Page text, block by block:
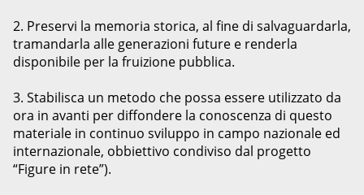
2. Preservi la memoria storica, al fine di salvaguardarla,
tramandarla alle generazioni future e renderla
disponibile per la fruizione pubblica.
3. Stabilisca un metodo che possa essere utilizzato da
ora in avanti per diffondere la conoscenza di questo
materiale in continuo sviluppo in campo nazionale ed
internazionale, obbiettivo condiviso dal progetto
“Figure in rete”).